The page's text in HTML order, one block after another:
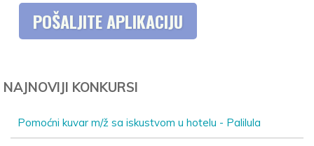
NAJNOVIJI KONKURSI
Pomoćni kuvar m/ž sa iskustvom u hotelu - Palilula